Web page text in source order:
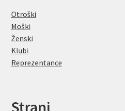
Otroški
Moški
Ženski
Klubi
Reprezentance
Strani